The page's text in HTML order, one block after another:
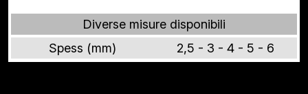
Diverse misure disponibili
Spess (mm)
2,5 - 3 - 4 - 5 - 6